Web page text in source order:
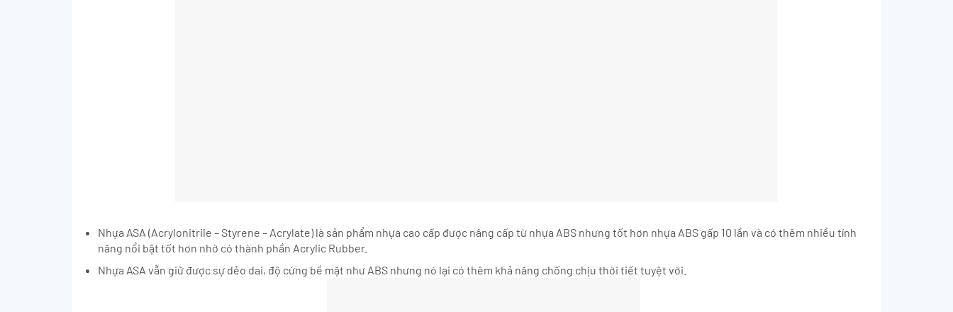
Nhựa ASA (Acrylonitrile – Styrene – Acrylate) là sản phẩm nhựa cao cấp được nâng cấp từ nhựa ABS nhưng tốt hơn nhựa ABS gấp 10 lần và có thêm nhiều tính
năng nổi bật tốt hơn nhờ có thành phần Acrylic Rubber.
Nhựa ASA vẫn giữ được sự dẻo dai, độ cứng bề mặt như ABS nhưng nó lại có thêm khả năng chống chịu thời tiết tuyệt vời.